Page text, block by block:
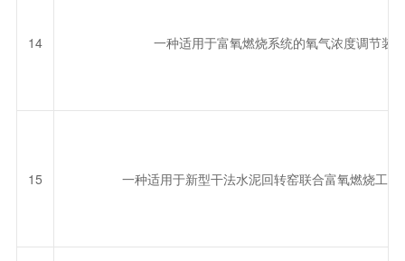
14 一种适用于富氧燃烧系统的氧气浓度调节装
15 一种适用于新型干法水泥回转窑联合富氧燃烧工艺